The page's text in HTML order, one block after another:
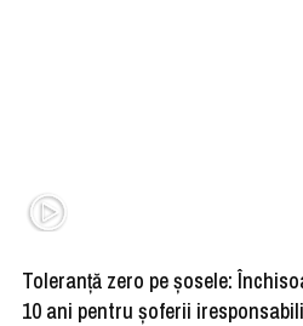
Toleranță zero pe șosele:
10 ani pentru șoferii iresponsabili